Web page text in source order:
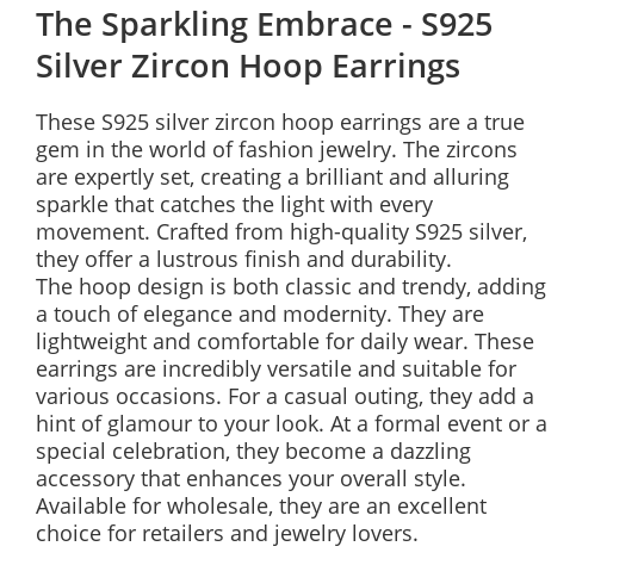
The Sparkling Embrace - S925
Silver Zircon Hoop Earrings
These S925 silver zircon hoop earrings are a true
gem in the world of fashion jewelry. The zircons
are expertly set, creating a brilliant and alluring
sparkle that catches the light with every
movement. Crafted from high-quality S925 silver,
they offer a lustrous finish and durability.
The hoop design is both classic and trendy, adding
a touch of elegance and modernity. They are
lightweight and comfortable for daily wear. These
earrings are incredibly versatile and suitable for
various occasions. For a casual outing, they add a
hint of glamour to your look. At a formal event or a
special celebration, they become a dazzling
accessory that enhances your overall style.
Available for wholesale, they are an excellent
choice for retailers and jewelry lovers.